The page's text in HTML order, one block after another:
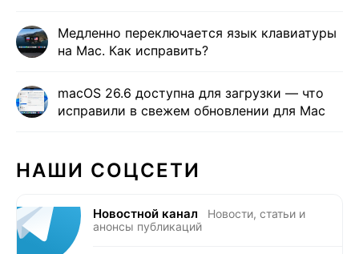
Медленно переключается язык клавиатуры
на Mac. Как исправить?
macOS 26.6 доступна для загрузки — что
исправили в свежем обновлении для Mac
НАШИ СОЦСЕТИ
Новостной канал
Новости, статьи и
анонсы публикаций